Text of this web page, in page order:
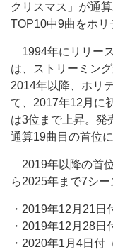
クリスマス」が通
TOP10中9曲をホリ
1994年にリリー
は、ストリーミン
2014年以降、ホリ
て、2017年12月に
は3位まで上昇。発
通算19曲目の首位に
2019年以降の首
ら2025年まで7シー
・2019年12月21日
・2019年12月28日
・2020年1月4日付